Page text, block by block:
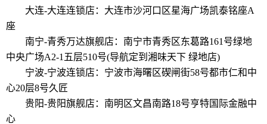
大连-大连连锁店：大连市沙河口区星海广场凯泰铭座A
座
南宁-青秀万达旗舰店：南宁市青秀区东葛路161号绿地
中央广场A2-1五层510号(导航定到湘味天下 绿地店)
宁波-宁波连锁店：宁波市海曙区碶闸街58号都市仁和中
心20层8号久匠
贵阳-贵阳旗舰店：南明区文昌南路18号亨特国际金融中
心